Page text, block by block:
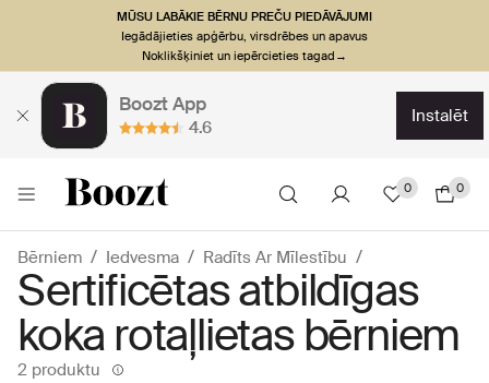
MŪSU LABĀKIE BĒRNU PREČU PIEDĀVĀJUMI
Iegādājieties apģērbu, virsdrēbes un apavus
Noklikšķiniet un iepērcieties tagad→
Boozt App
4.6
instalēt
0 0
Bērniem Iedvesma Radīts Ar Mīlestību
Sertificētas atbildīgas
koka rotaļlietas bērniem
2 produktu